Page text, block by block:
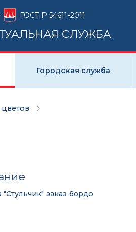
ГОСТ Р 54611-2011
СЛУЖБА
Городская служба
"Стульчик" заказ бордо